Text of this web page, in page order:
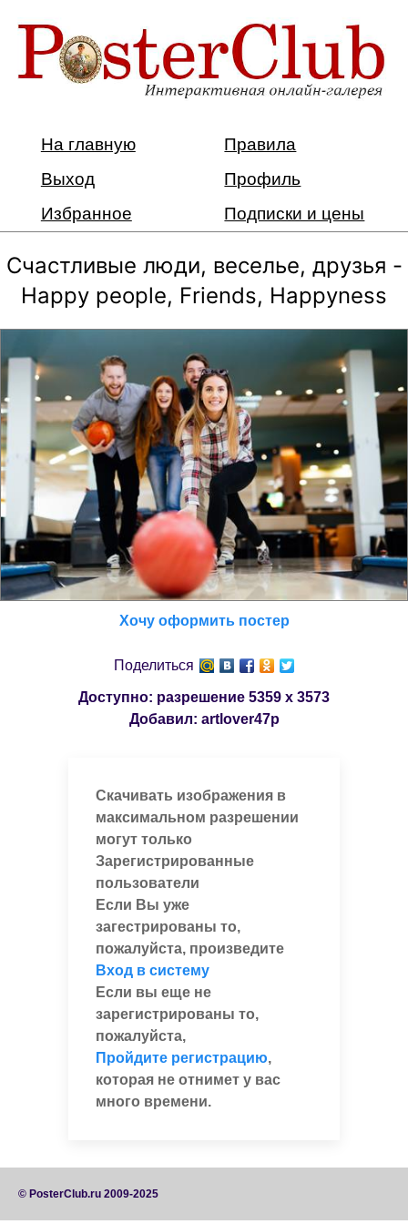
На главную
Правила
Выход
Профиль
Избранное
Подписки и цены
Счастливые люди, веселье, друзья -
Happy people, Friends, Happyness
Хочу оформить постер
Поделиться
Доступно: разрешение 5359 x 3573
Добавил: artlover47p
Скачивать изображения в
максимальном разрешении
могут только
Зарегистрированные
пользователи
Если Вы уже
загестрированы то,
пожалуйста, произведите
Вход в систему
Если вы еще не
зарегистрированы то,
пожалуйста,
Пройдите регистрацию,
которая не отнимет у вас
много времени.
© PosterClub.ru 2009-2025